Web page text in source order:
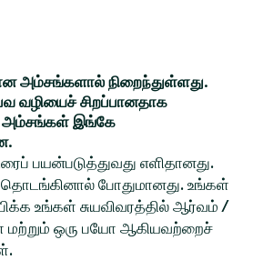
அம்சங்களால் நிறைந்துள்ளது.
வழியைச் சிறப்பானதாக
அம்சங்கள் இங்கே
பயன்படுத்துவது எளிதானது.
தொடங்கினால் போதுமானது. உங்கள்
உங்கள் சுயவிவரத்தில் ஆர்வம் /
மற்றும் ஒரு பயோ ஆகியவற்றைச்